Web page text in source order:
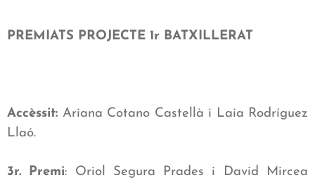
PREMIATS PROJECTE 1r BATXILLERAT
Accèssit: Ariana Cotano Castellà i Laia Rodríguez
Llaó.
3r. Premi: Oriol Segura Prades i David Mircea